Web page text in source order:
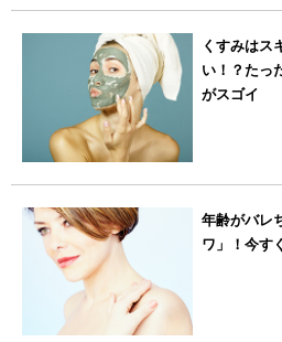
くすみはス
い！？たっ
がスゴイ
年齢がバレ
ワ」！今す